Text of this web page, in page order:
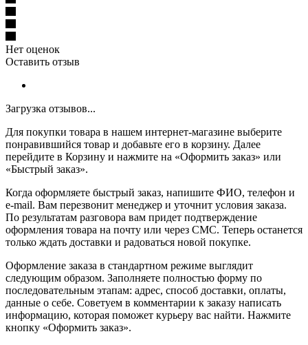
Нет оценок
Оставить отзыв
Загрузка отзывов...
Для покупки товара в нашем интернет-магазине выберите
понравившийся товар и добавьте его в корзину. Далее
перейдите в Корзину и нажмите на «Оформить заказ» или
«Быстрый заказ».
Когда оформляете быстрый заказ, напишите ФИО, телефон и
e-mail. Вам перезвонит менеджер и уточнит условия заказа.
По результатам разговора вам придет подтверждение
оформления товара на почту или через СМС. Теперь останется
только ждать доставки и радоваться новой покупке.
Оформление заказа в стандартном режиме выглядит
следующим образом. Заполняете полностью форму по
последовательным этапам: адрес, способ доставки, оплаты,
данные о себе. Советуем в комментарии к заказу написать
информацию, которая поможет курьеру вас найти. Нажмите
кнопку «Оформить заказ».